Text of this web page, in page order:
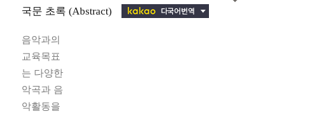
국문 초록 (Abstract)
음악과의
교육목표
는 다양한
악곡과 음
악활동을